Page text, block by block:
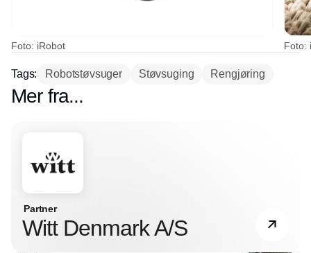
Foto: iRobot Foto:
Tags: Robotstøvsuger Støvsuging Rengjøring
Mer fra...
Partner
Witt Denmark A/S